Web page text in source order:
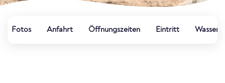
Fotos Anfahrt Öffnungszeiten Eintritt